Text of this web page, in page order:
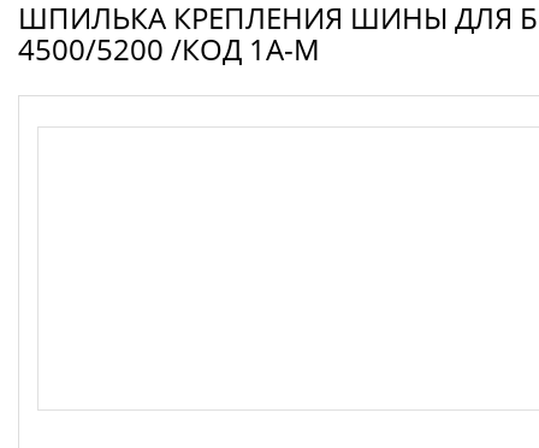
Конденсаторы
Якоря, статоры
Аккумуляторы, зарядные устройства
Щётки, щёточные узлы
ШПИЛЬКА КРЕПЛЕНИЯ ШИНЫ ДЛЯ
4500/5200 /КОД 1A-M